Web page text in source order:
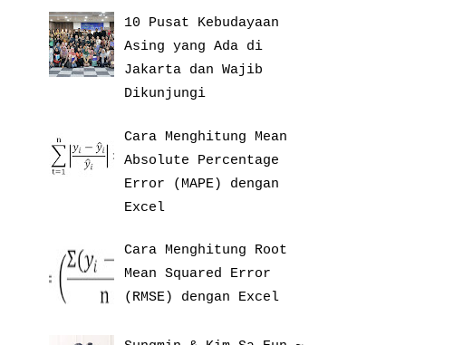
10 Pusat Kebudayaan
Asing yang Ada di
Jakarta dan Wajib
Dikunjungi
Cara Menghitung Mean
Absolute Percentage
Error (MAPE) dengan
Excel
Cara Menghitung Root
Mean Squared Error
(RMSE) dengan Excel